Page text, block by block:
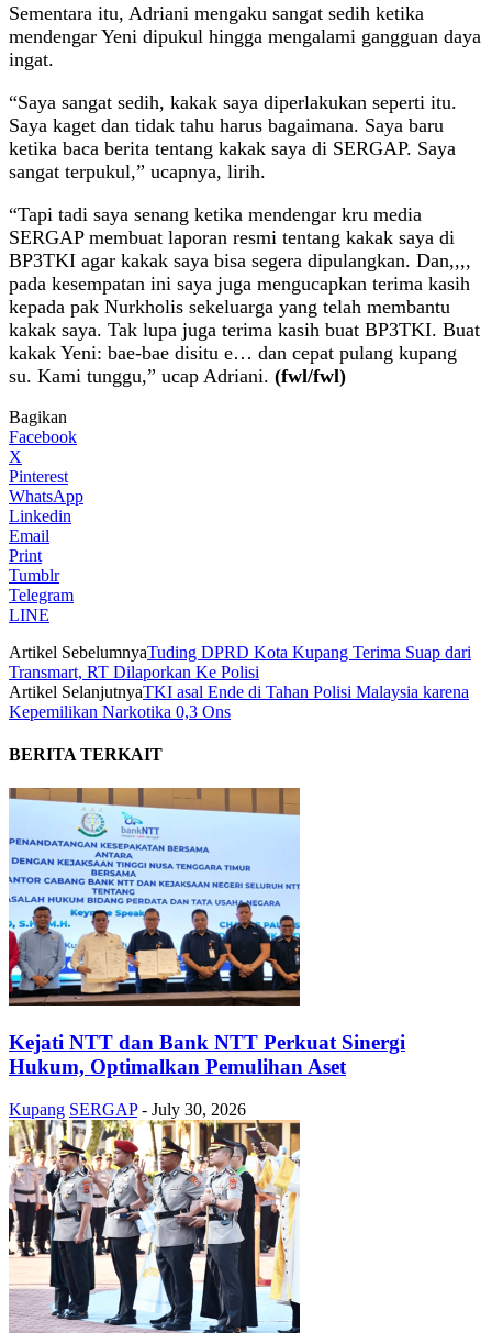
Sementara itu, Adriani mengaku sangat sedih ketika
mendengar Yeni dipukul hingga mengalami gangguan daya
ingat.
“Saya sangat sedih, kakak saya diperlakukan seperti itu.
Saya kaget dan tidak tahu harus bagaimana. Saya baru
ketika baca berita tentang kakak saya di SERGAP. Saya
sangat terpukul,” ucapnya, lirih.
“Tapi tadi saya senang ketika mendengar kru media
SERGAP membuat laporan resmi tentang kakak saya di
BP3TKI agar kakak saya bisa segera dipulangkan. Dan,,,,
pada kesempatan ini saya juga mengucapkan terima kasih
kepada pak Nurkholis sekeluarga yang telah membantu
kakak saya. Tak lupa juga terima kasih buat BP3TKI. Buat
kakak Yeni: bae-bae disitu e… dan cepat pulang kupang
su. Kami tunggu,” ucap Adriani. (fwl/fwl)
Bagikan
Facebook
X
Pinterest
WhatsApp
Linkedin
Email
Print
Tumblr
Telegram
LINE
Artikel SebelumnyaTuding DPRD Kota Kupang Terima Suap dari
Transmart, RT Dilaporkan Ke Polisi
Artikel SelanjutnyaTKI asal Ende di Tahan Polisi Malaysia karena
Kepemilikan Narkotika 0,3 Ons
BERITA TERKAIT
Kejati NTT dan Bank NTT Perkuat Sinergi
Hukum, Optimalkan Pemulihan Aset
Kupang SERGAP - July 30, 2026